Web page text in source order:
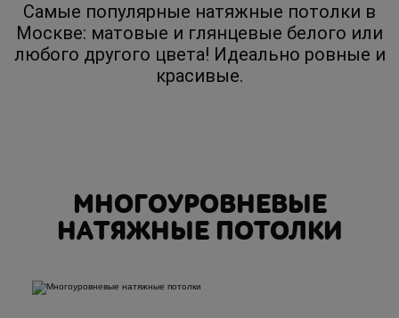
Самые популярные натяжные потолки в
Москве: матовые и глянцевые белого или
любого другого цвета! Идеально ровные и
красивые.
МНОГОУРОВНЕВЫЕ
НАТЯЖНЫЕ ПОТОЛКИ